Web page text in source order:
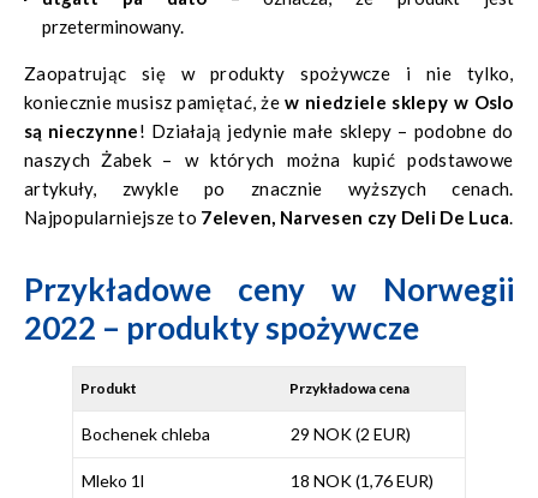
przeterminowany.
Zaopatrując się w produkty spożywcze i nie tylko,
koniecznie musisz pamiętać, żew niedziele sklepy w Oslo
są nieczynne! Działają jedynie małe sklepy – podobne do
naszych Żabek – w których można kupić podstawowe
artykuły, zwykle po znacznie wyższych cenach.
Najpopularniejsze to 7eleven, Narvesen czy Deli De Luca.
Przykładowe ceny w Norwegii
2022 – produkty spożywcze
Produkt Przykładowa cena
Bochenek chleba 29 NOK (2 EUR)
Mleko 1l 18 NOK (1,76 EUR)